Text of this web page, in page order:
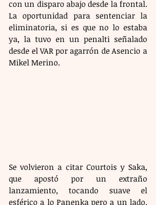
con un disparo abajo desde la frontal.
La oportunidad para sentenciar la
eliminatoria, si es que no lo estaba
ya, la tuvo en un penalti señalado
desde el VAR por agarrón de Asencio a
Mikel Merino.
Se volvieron a citar Courtois y Saka,
que apostó por un extraño
lanzamiento, tocando suave el
esférico a lo Panenka pero a un lado.